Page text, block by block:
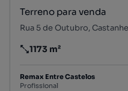
Terreno para venda
Preço por metro quadrado
1173 m²
Remax Entre Castelos
Profissional